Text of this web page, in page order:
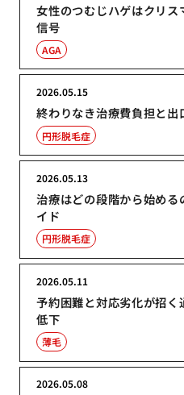
女性のつむじハゲはクリ
信号
AGA
終わりなき治療費負担と
2026.05.15
円形脱毛症
治療はどの段階から始め
イド
2026.05.13
円形脱毛症
予約困難と対応劣化が招
低下
2026.05.11
薄毛
2026.05.08